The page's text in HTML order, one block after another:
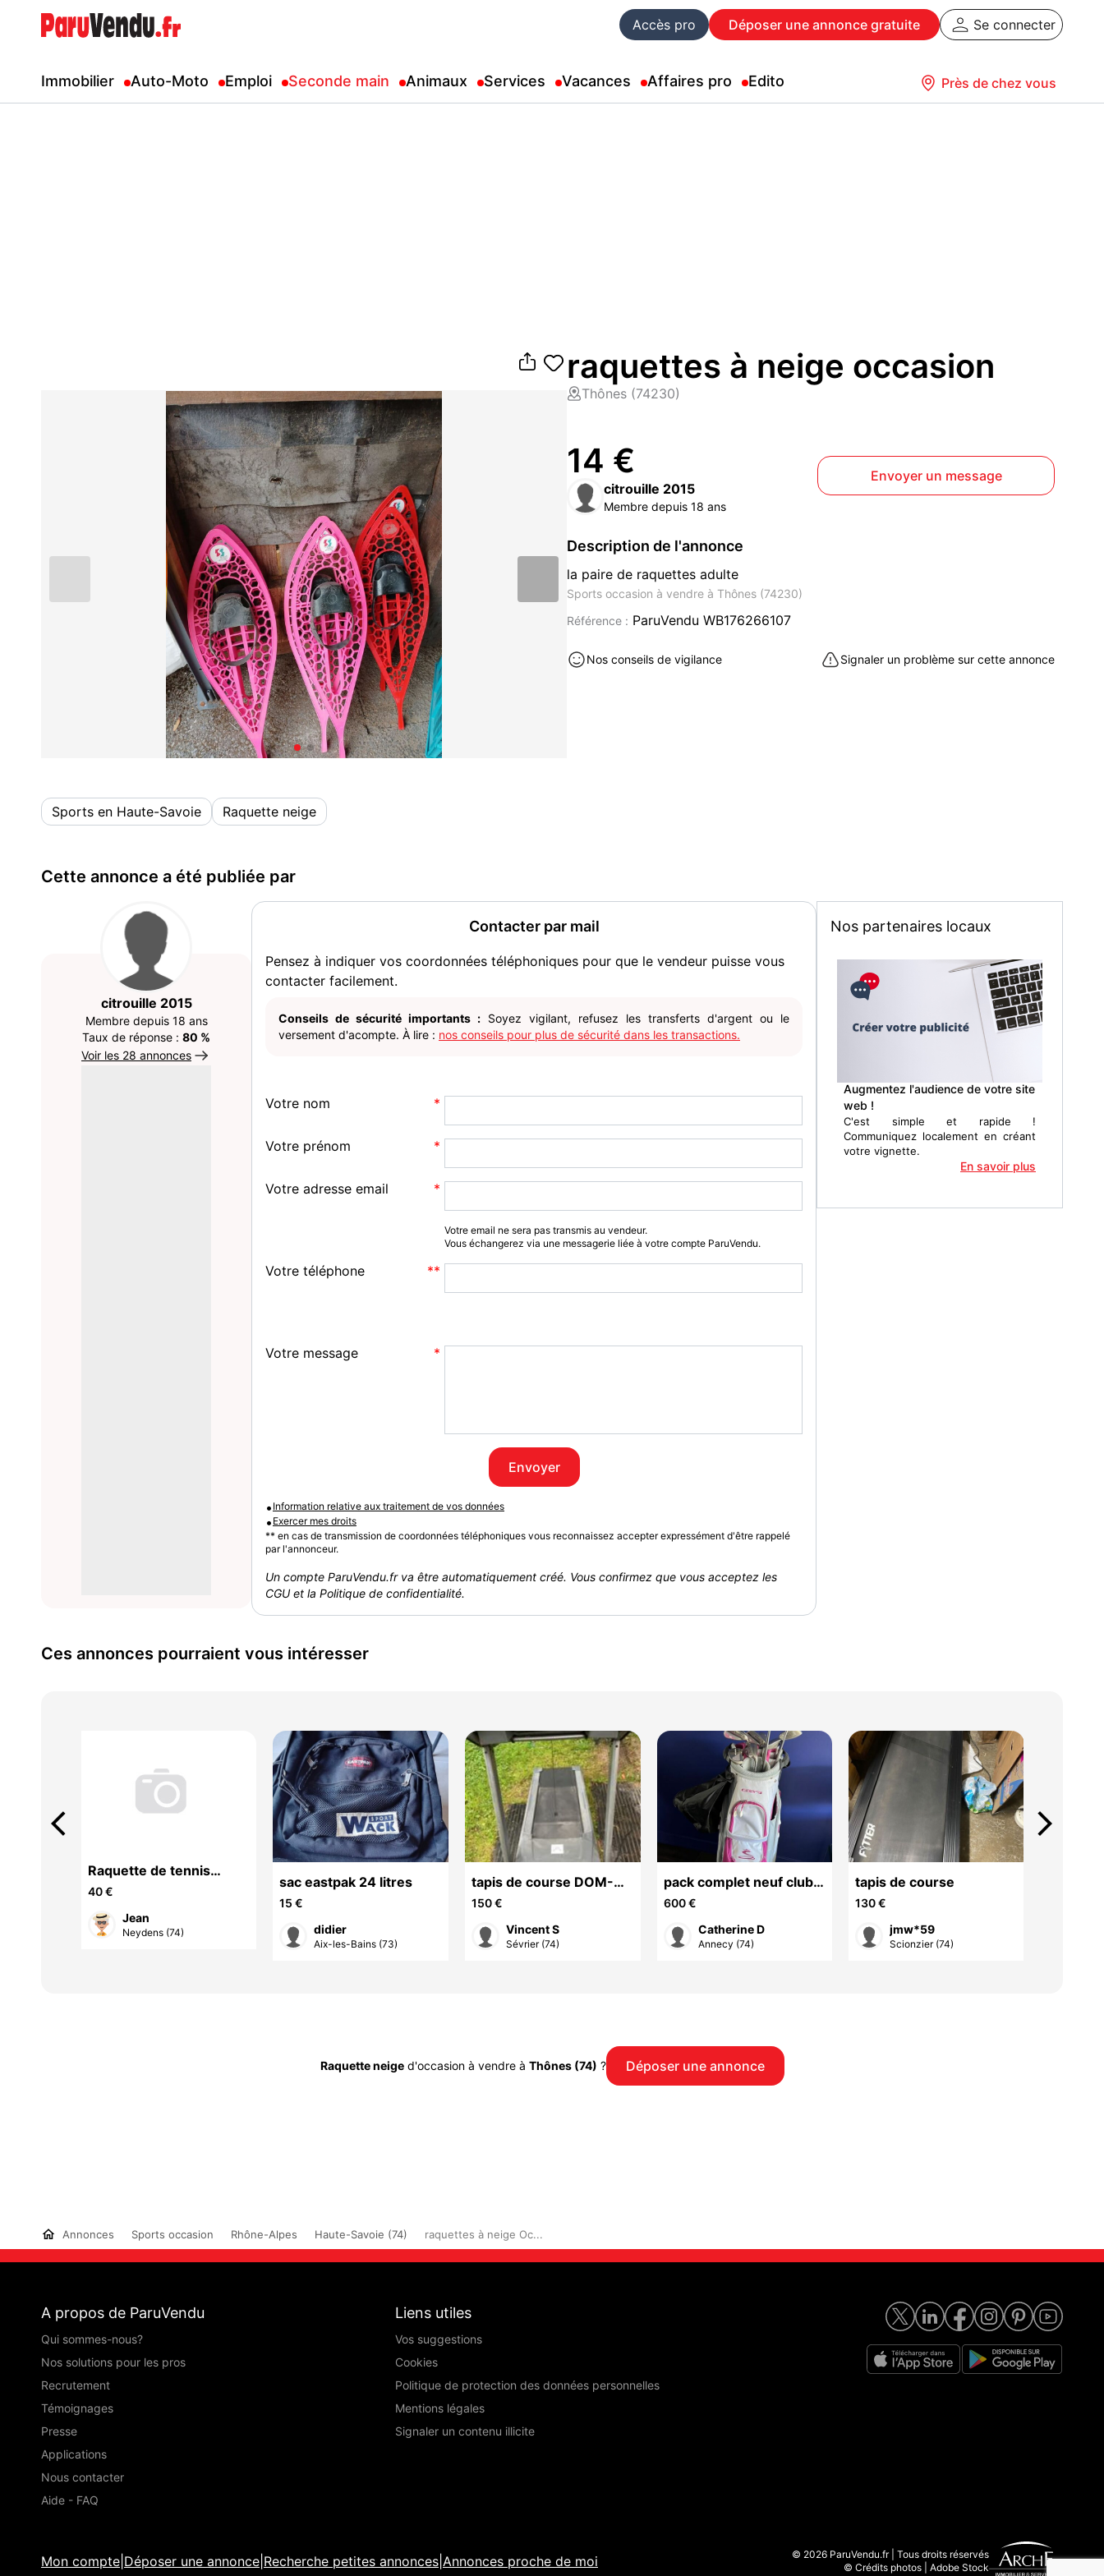
Accès pro Déposer une annonce gratuite Se connecter
Immobilier Auto-Moto Emploi Seconde main Animaux Services Vacances Affaires pro Edito Près de chez vous
raquettes à neige occasion
Thônes (74230)
14 €
citrouille 2015
Membre depuis 18 ans
Envoyer un message
Description de l'annonce
la paire de raquettes adulte
Sports occasion à vendre à Thônes (74230)
Référence : ParuVendu WB176266107
Nos conseils de vigilance Signaler un problème sur cette annonce
Sports en Haute-Savoie Raquette neige
Cette annonce a été publiée par
citrouille 2015
Membre depuis 18 ans
Taux de réponse : 80 %
Voir les 28 annonces
Contacter par mail
Pensez à indiquer vos coordonnées téléphoniques pour que le vendeur puisse vous
contacter facilement.
Conseils de sécurité importants : Soyez vigilant, refusez les transferts d'argent ou le
versement d'acompte. À lire : nos conseils pour plus de sécurité dans les transactions.
Votre nom
Votre prénom
Votre adresse email
Votre email ne sera pas transmis au vendeur.
Vous échangerez via une messagerie liée à votre compte ParuVendu.
Votre téléphone
Votre message
Envoyer
• Information relative aux traitement de vos données
• Exercer mes droits
** en cas de transmission de coordonnées téléphoniques vous reconnaissez accepter expressément d'être rappelé
par l'annonceur.
Un compte ParuVendu.fr va être automatiquement créé. Vous confirmez que vous acceptez les
CGU et la Politique de confidentialité.
Nos partenaires locaux
Augmentez l'audience de votre site
web !
C'est simple et rapide !
Communiquez localement en créant
votre vignette.
En savoir plus
Ces annonces pourraient vous intéresser
Raquette de tennis
adulte
40 €
Jean
Neydens (74)
sac eastpak 24 litres
15 €
didier
Aix-les-Bains (73)
tapis de course DOM-
TOM
150 €
Vincent S
Sévrier (74)
pack complet neuf clubs
de golf COBRA Fly XL
femme
600 €
Catherine D
Annecy (74)
tapis de course
130 €
jmw*59
Scionzier (74)
arrow_back_ios arrow_forward_ios
Raquette neiged'occasion à vendre à Thônes (74) ? Déposer une annonce
Annonces Sports occasion Rhône-Alpes Haute-Savoie (74) raquettes à neige Oc...
A propos de ParuVendu
Qui sommes-nous?
Nos solutions pour les pros
Recrutement
Témoignages
Presse
Applications
Nous contacter
Aide - FAQ
Liens utiles
Vos suggestions
Cookies
Politique de protection des données personnelles
Mentions légales
Signaler un contenu illicite
Mon compte Déposer une annonce Recherche petites annonces Annonces proche de moi
© 2026 ParuVendu.fr | Tous droits réservés
© Crédits photos | Adobe Stock